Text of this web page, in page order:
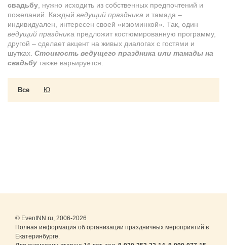
свадьбу , нужно исходить из собственных предпочтений и
пожеланий. Каждый ведущий праздника и тамада –
индивидуален, интересен своей «изюминкой». Так, один
ведущий праздника предложит костюмированную программу,
другой – сделает акцент на живых диалогах с гостями и
шутках. Стоимость ведущего праздника или тамады на
свадьбу также варьируется.
Все Ю
© EventNN.ru, 2006-2026
Полная информация об организации праздничных мероприятий в
Екатеринбурге.